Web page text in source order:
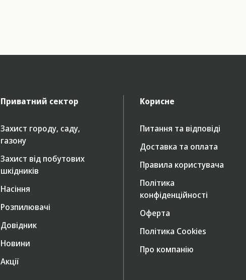
Приватний сектор
Захист городу, саду,
газону
Захист від побутових
шкідників
Насіння
Розпилювачі
Довідник
Новини
Акції
Корисне
Питання та відповіді
Доставка та оплата
Правила користувача
Політика
конфіденційності
Оферта
Політика Cookies
Про компанію